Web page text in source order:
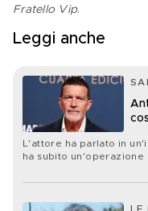
Fratello Vip.
Leggi anche
L'attore ha parlato in
ha subito un'operazione
LE